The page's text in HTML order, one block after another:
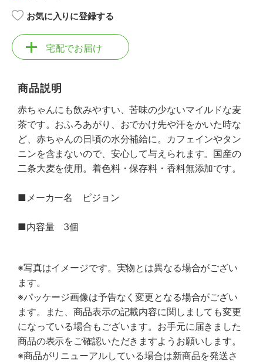
お気に入りに登録する
宅配でお届け
商品説明
赤ちゃんにも飲みやすい、苦味の少ないマイルドな麦
茶です。おふろあがり、おでかけ先や汗をかいた時な
ど、赤ちゃんの日頃の水分補給に。カフェインやタン
ニンを含まないので、安心して与えられます。国産の
二条大麦を使用。着色料・保存料・香料無添加です。
■メーカー名 ピジョン
■内容量 3個
※写真はイメージです。実物とは異なる場合がござい
ます。
※パッケージ画像は予告なく変更となる場合がござい
ます。また、商品表示の記載内容に関しましても変更
になっている場合もございます。お手元に届きました
商品の表示をご確認いただきますようお願いします。
※商品がリニューアルしている場合は新商品を発送さ